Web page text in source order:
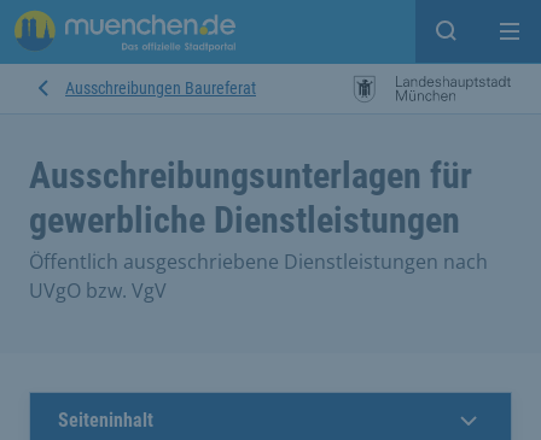
Suche
Ausschreibungen Baureferat
Ausschreibungsunterlagen für
gewerbliche Dienstleistungen
Öffentlich ausgeschriebene Dienstleistungen nach
UVgO bzw. VgV
Seiteninhalt